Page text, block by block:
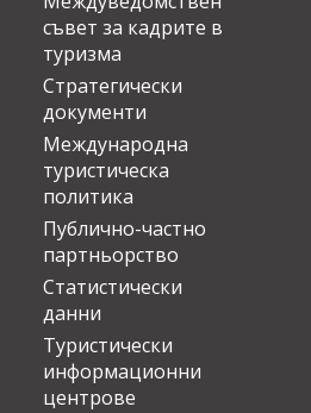
съвет за кадрите в
туризма
Стратегически
документи
Международна
туристическа
политика
Публично-частно
партньорство
Статистически
данни
Туристически
информационни
центрове